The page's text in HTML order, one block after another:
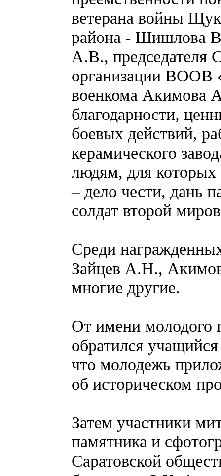
ветерана войны
района - Шишлова
А.В., председателя
организации ВООВ
военкома Акимова
благодарности,
боевых действий,
керамического
людям, для которых
– дело чести, дань
солдат второй
Среди
Зайцев А.Н.,
многие другие.
От имени молодого
обратился
что молодежь
об историческом
Затем участники
памятника и
Саратовской